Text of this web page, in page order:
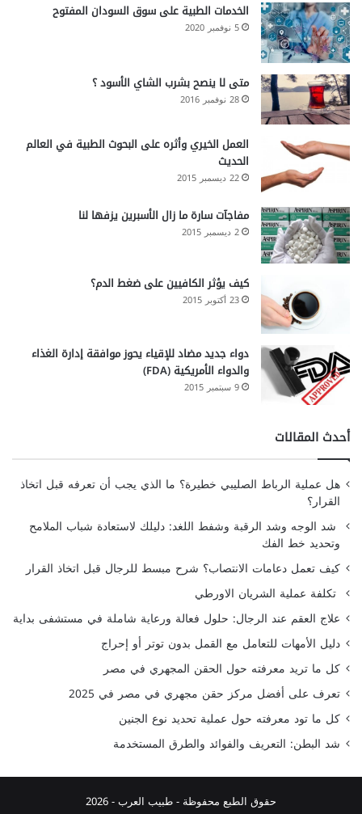
الخدمات الطبية على سوق السودان المفتوح
5 نوفمبر 2020
متى لا ينصح بشرب الشاي الأسود ؟
28 نوفمبر 2016
العمل الخيري وأثره على البحوث الطبية في العالم
الحديث
22 ديسمبر 2015
مفاجآت سارة ما زال الأسبرين يزفها لنا
2 ديسمبر 2015
كيف يؤثر الكافيين على ضغط الدم؟
23 أكتوبر 2015
دواء جديد مضاد للإقياء يحوز موافقة إدارة الغذاء
والدواء الأمريكية (FDA)
9 سبتمبر 2015
أحدث المقالات
هل عملية الرباط الصليبي خطيرة؟ ما الذي يجب أن تعرفه قبل اتخاذ
القرار؟
شد الوجه وشد الرقبة وشفط اللغد: دليلك لاستعادة شباب الملامح
وتحديد خط الفك
كيف تعمل دعامات الانتصاب؟ شرح مبسط للرجال قبل اتخاذ القرار
تكلفة عملية الشريان الاورطي
علاج العقم عند الرجال: حلول فعالة ورعاية شاملة في مستشفى بداية
دليل الأمهات للتعامل مع القمل بدون توتر أو إحراج
كل ما تريد معرفته حول الحقن المجهري في مصر
تعرف على أفضل مركز حقن مجهري في مصر في 2025
كل ما تود معرفته حول عملية تحديد نوع الجنين
شد البطن: التعريف والفوائد والطرق المستخدمة
حقوق الطبع محفوظة -طبيب العرب- 2026